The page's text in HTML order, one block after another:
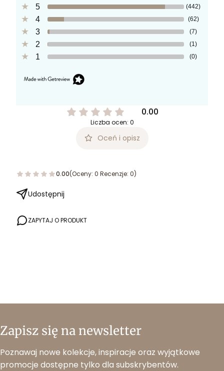
5
(442)
4 (62)
3 (7)
2 (1)
1 (0)
0.00
Liczba ocen: 0
Oceń i opisz
0.00(Oceny: 0 Recenzje: 0)
Udostępnij
ZAPYTAJ O PRODUKT
Zapisz się na newsletter
Poznawaj nowe kolekcje, inspiracje oraz wyjątkowe
promocje dostępne tylko dla subskrybentów.